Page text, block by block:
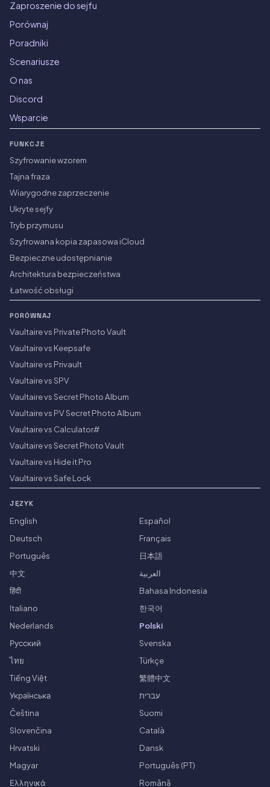
Zaproszenie do sejfu
Porównaj
Poradniki
Scenariusze
O nas
Discord
Wsparcie
FUNKCJE
Szyfrowanie wzorem
Tajna fraza
Wiarygodne zaprzeczenie
Ukryte sejfy
Tryb przymusu
Szyfrowana kopia zapasowa iCloud
Bezpieczne udostępnianie
Architektura bezpieczeństwa
Łatwość obsługi
PORÓWNAJ
Vaultaire vs Private Photo Vault
Vaultaire vs Keepsafe
Vaultaire vs Privault
Vaultaire vs SPV
Vaultaire vs Secret Photo Album
Vaultaire vs PV Secret Photo Album
Vaultaire vs Calculator#
Vaultaire vs Secret Photo Vault
Vaultaire vs Hide it Pro
Vaultaire vs Safe Lock
JĘZYK
English
Español
Deutsch
Français
Português
日本語
中文
العربية
हिंदी
Bahasa Indonesia
Italiano
한국어
Nederlands
Polski
Русский
Svenska
ไทย
Türkçe
Tiếng Việt
繁體中文
Українська
עברית
Čeština
Suomi
Slovenčina
Català
Hrvatski
Dansk
Magyar
Português (PT)
Ελληνικά
Română